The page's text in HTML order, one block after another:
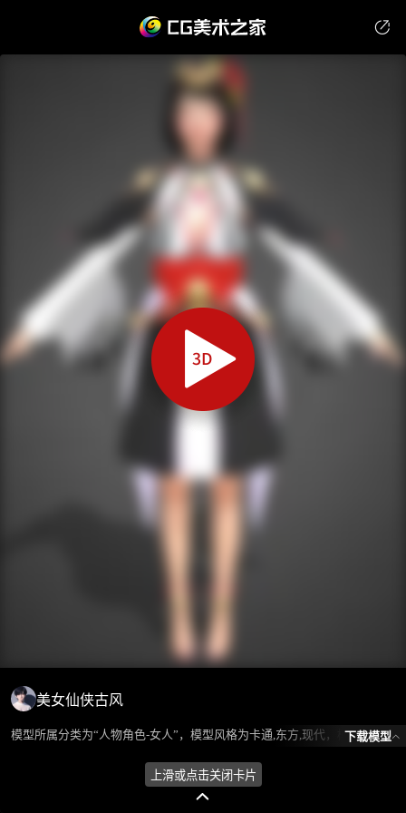
美女仙侠古风
模型所属分类为“人物角色-女人”，模型风格为卡通,东方,现代，模型ID为101500，本模型由设计师 ℒℴѵℯ蓝色的梦এ⁵²º᭄এ 在2024-08-26 09:39:07上传，含.fbx，.gltf相关源文件下载格式，点数为10605，面数为13924，材质数为2，贴图数为2，CG美术之家持续为您更新与数字孪生、影视动画和游戏VR等相关优质资源。
下载模型
上滑或点击关闭卡片